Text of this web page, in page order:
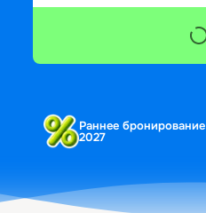
Раннее бронирование
2027